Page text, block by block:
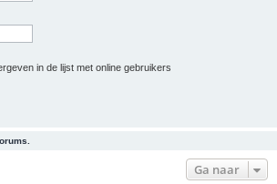
in de lijst met online gebruikers
Ga naar